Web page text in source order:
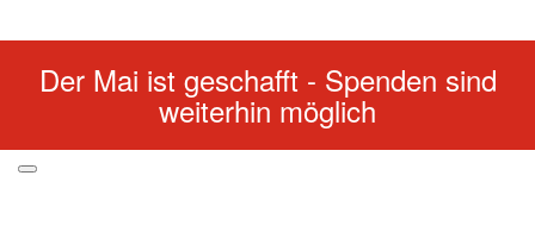
Der Mai ist geschafft - Spenden sind
weiterhin möglich